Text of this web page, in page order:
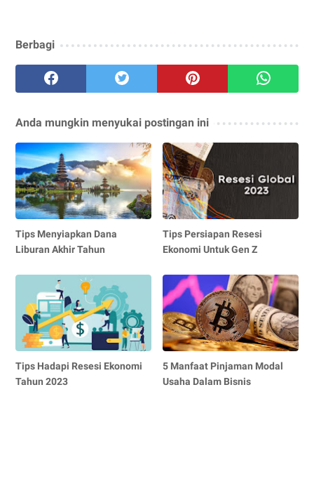
Berbagi
Anda mungkin menyukai postingan ini
Tips Menyiapkan Dana
Liburan Akhir Tahun
Tips Persiapan Resesi
Ekonomi Untuk Gen Z
Tips Hadapi Resesi Ekonomi
Tahun 2023
5 Manfaat Pinjaman Modal
Usaha Dalam Bisnis